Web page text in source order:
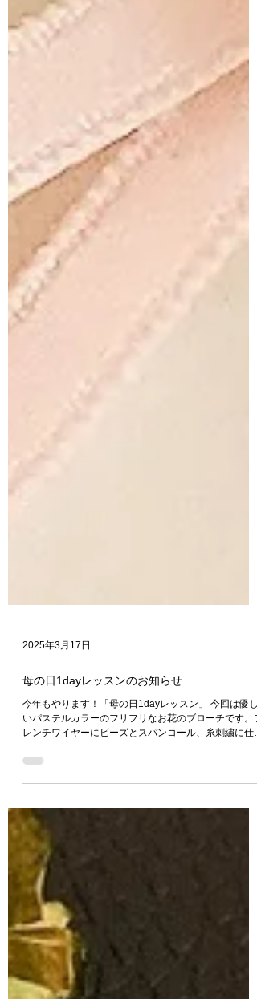
2025年3月17日
母の日1dayレッスンのお知らせ
今年もやります！「母の日1dayレッスン」 今回は優し
レンチワイヤーにビーズとスパンコール、糸刺繍に仕上